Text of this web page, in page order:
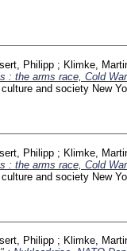
Philipp ; Klimke,
: the arms race, Cold
and society New
Philipp ; Klimke,
: the arms race, Cold
and society New
Philipp ; Klimke,